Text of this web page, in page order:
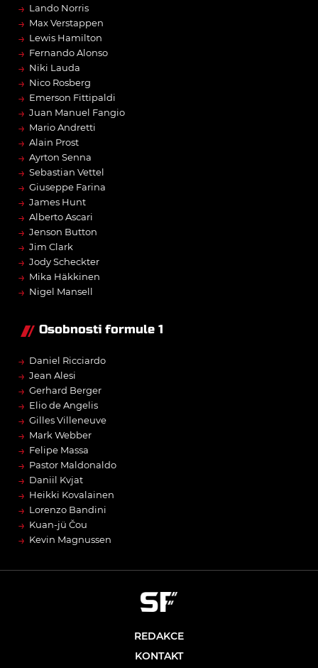
→ Lando Norris
→ Max Verstappen
→ Lewis Hamilton
→ Fernando Alonso
→ Niki Lauda
→ Nico Rosberg
→ Emerson Fittipaldi
→ Juan Manuel Fangio
→ Mario Andretti
→ Alain Prost
→ Ayrton Senna
→ Sebastian Vettel
→ Giuseppe Farina
→ James Hunt
→ Alberto Ascari
→ Jenson Button
→ Jim Clark
→ Jody Scheckter
→ Mika Häkkinen
→ Nigel Mansell
Osobnosti formule 1
→ Daniel Ricciardo
→ Jean Alesi
→ Gerhard Berger
→ Elio de Angelis
→ Gilles Villeneuve
→ Mark Webber
→ Felipe Massa
→ Pastor Maldonaldo
→ Daniil Kvjat
→ Heikki Kovalainen
→ Lorenzo Bandini
→ Kuan-jü Čou
→ Kevin Magnussen
REDAKCE
KONTAKT